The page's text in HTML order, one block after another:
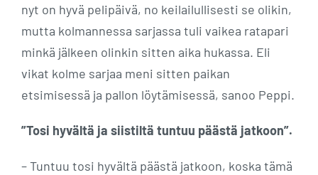
nyt on hyvä pelipäivä, no keilailullisesti se olikin,
mutta kolmannessa sarjassa tuli vaikea ratapari
minkä jälkeen olinkin sitten aika hukassa. Eli
vikat kolme sarjaa meni sitten paikan
etsimisessä ja pallon löytämisessä, sanoo Peppi.
”Tosi hyvältä ja siistiltä tuntuu päästä jatkoon”.
– Tuntuu tosi hyvältä päästä jatkoon, koska tämä